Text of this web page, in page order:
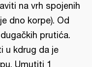
na vrh spojenih
dno korpe). Od
prutića.
u kdrug da je
Umutiti 1